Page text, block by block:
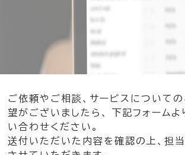
ご依頼やご相談、サービスについて
望がございましたら、
下記フォーム
い合わせください。
送付いただいた内容を確認の上、担